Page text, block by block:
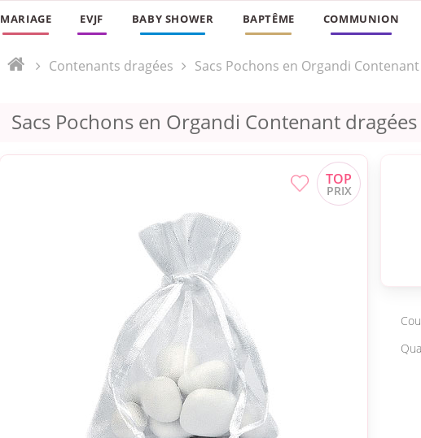
MARIAGE EVJF BABY SHOWER BAPTÊME COMMUNION
Contenants dragées Sacs Pochons en Organdi
Sacs Pochons en Organdi Contenant